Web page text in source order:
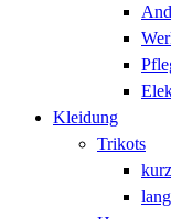
Kleidung
Trikots